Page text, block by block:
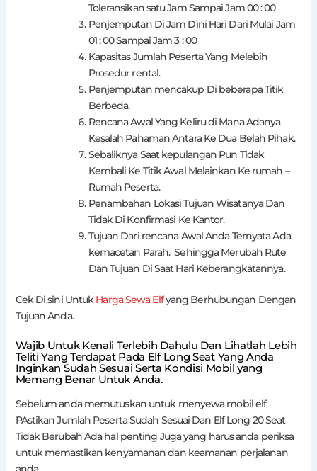
Toleransikan satu Jam Sampai Jam 00 : 00
Penjemputan Di Jam Dini Hari Dari Mulai Jam
01 : 00 Sampai Jam 3 : 00
Kapasitas Jumlah Peserta Yang Melebih
Prosedur rental.
Penjemputan mencakup Di beberapa Titik
Berbeda.
Rencana Awal Yang Keliru di Mana Adanya
Kesalah Pahaman Antara Ke Dua Belah Pihak.
Sebaliknya Saat kepulangan Pun Tidak
Kembali Ke Titik Awal Melainkan Ke rumah –
Rumah Peserta.
Penambahan Lokasi Tujuan Wisatanya Dan
Tidak Di Konfirmasi Ke Kantor.
Tujuan Dari rencana Awal Anda Ternyata Ada
kemacetan Parah. Sehingga Merubah Rute
Dan Tujuan Di Saat Hari Keberangkatannya.
Cek Di sini UntukHarga Sewa Elfyang Berhubungan Dengan
Tujuan Anda.
Wajib Untuk Kenali Terlebih Dahulu Dan Lihatlah Lebih
Teliti Yang Terdapat Pada Elf Long Seat Yang Anda
Inginkan Sudah Sesuai Serta Kondisi Mobil yang
Memang Benar Untuk Anda.
Sebelum anda memutuskan untuk menyewa mobil elf
PAstikan Jumlah Peserta Sudah Sesuai Dan Elf Long 20 Seat
Tidak Berubah Ada hal penting Juga yang harus anda periksa
untuk memastikan kenyamanan dan keamanan perjalanan